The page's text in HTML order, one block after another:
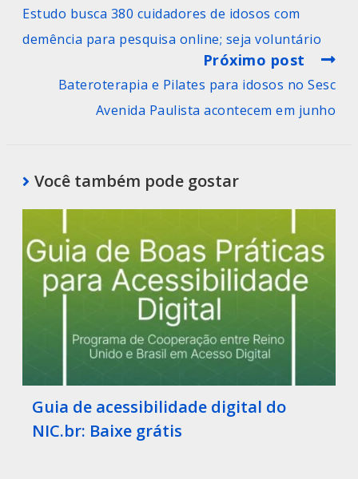
Estudo busca 380 cuidadores de idosos com
demência para pesquisa online; seja voluntário
Próximo post
Bateroterapia e Pilates para idosos no Sesc
Avenida Paulista acontecem em junho
Você também pode gostar
Guia de acessibilidade digital do
NIC.br: Baixe grátis